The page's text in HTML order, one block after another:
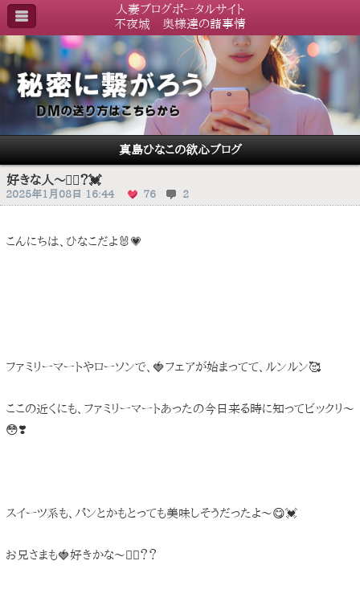
人妻ブログポータルサイト
不夜城 奥様達の諸事情
真島ひなこの欲心ブログ
好きな人〜🙋‍♀️？💓
2025年1月08日 16:44 76 2
こんにちは、ひなこだよ🐰💗
ファミリーマートやローソンで、🍓フェアが始まってて、ルンルン🥰
ここの近くにも、ファミリーマートあったの今日来る時に知ってビックリ〜
😳❣️
スイーツ系も、パンとかもとっても美味しそうだったよ〜😋💓
お兄さまも🍓好きかな〜🙋‍♀️？？